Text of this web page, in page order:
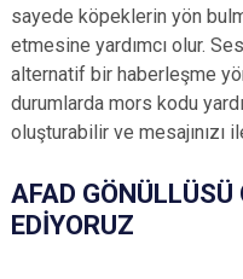
sayede köpeklerin yön
etmesine yardımcı olur.
alternatif bir haberleşme
durumlarda mors kodu
oluşturabilir ve mesajınızı
AFAD
EDİYORUZ